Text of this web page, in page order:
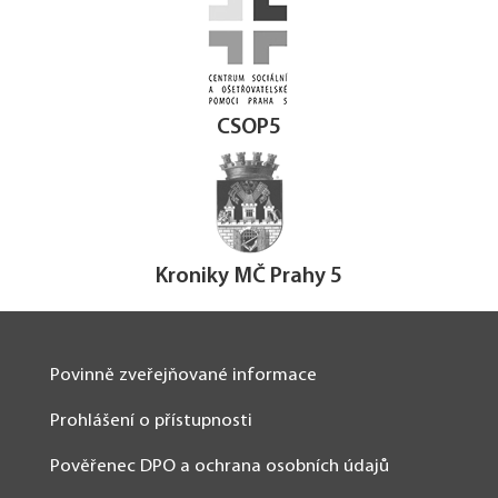
CSOP5
Kroniky MČ Prahy 5
Povinně zveřejňované informace
Prohlášení o přístupnosti
Pověřenec DPO a ochrana osobních údajů